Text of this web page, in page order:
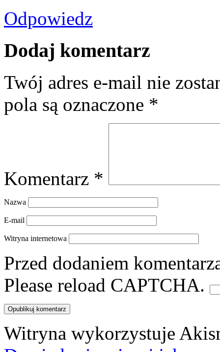
Odpowiedz
Dodaj komentarz
Twój adres e-mail nie
pola są oznaczone *
Komentarz *
Nazwa
E-mail
Witryna internetowa
Przed dodaniem
Please reload CAPTCHA.
Witryna wykorzystuje